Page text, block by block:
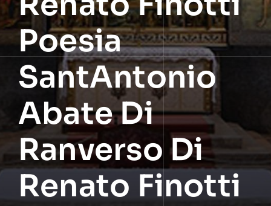
Poesia
SantAntonio
Abate Di
Ranverso Di
Renato Finotti